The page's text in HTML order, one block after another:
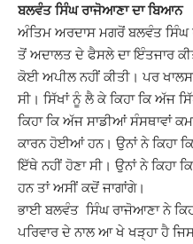
ਬਲਵੰਤ ਸਿੰਘ ਰਾਜੋਆਣਾ ਦਾ ਬਿਆਨ
ਅੰਤਿਮ ਅਰਦਾਸ ਮਗਰੋਂ ਬਲਵੰਤ ਸਿੰਘ
ਤੋਂ ਅਦਾਲਤ ਦੇ ਫੈਸਲੇ ਦਾ ਇੰਤਜਾਰ
ਕੋਈ ਅਪੀਲ ਨਹੀਂ ਕੀਤੀ। ਪਰ
ਸੀ। ਸਿੱਖਾਂ ਨੂੰ ਲੈ ਕੇ ਕਿਹਾ ਕਿ ਅੱਜ
ਕਿਹਾ ਕਿ ਅੱਜ ਸਾਡੀਆਂ ਸੰਸਥਾਵਾਂ
ਕਾਰਨ ਹੋਈਆਂ ਹਨ। ਉਨਾਂ ਨੇ ਕਿਹਾ
ਇੱਥੇ ਨਹੀਂ ਹੋਣਾ ਸੀ। ਉਨਾਂ ਨੇ
ਹਨ ਤਾਂ ਅਸੀਂ ਕਦੋਂ ਜਾਗਾਂਗੇ।
ਭਾਈ ਬਲਵੰਤ ਸਿੰਘ ਰਾਜੋਆਣਾ ਨੇ
ਪਰਿਵਾਰ ਦੇ ਨਾਲ ਆ ਖੇ ਖੜ੍ਹਾ ਹੈ